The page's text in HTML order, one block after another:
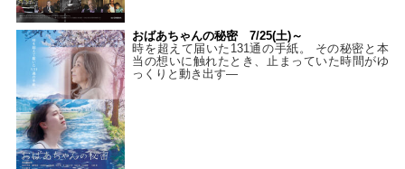
おばあちゃんの秘密 7/25(土)～
時を超えて届いた131通の手紙。 その秘密と本
当の想いに触れたとき、止まっていた時間がゆ
っくりと動き出す―